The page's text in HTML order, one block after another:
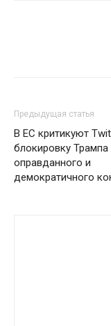
Предыдущая статья
В ЕС критикуют
блокировку Трампа
оправданного и
демократичного